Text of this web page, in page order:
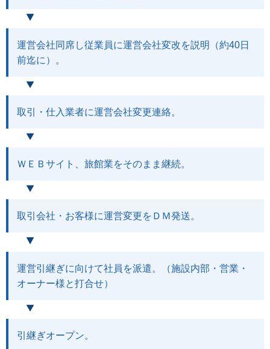
運営会社同席し従業員に運営会社変改を説明（約40日
前迄に）。
取引・仕入業者に運営会社変更連絡。
ＷＥＢサイト、旅館業をそのまま継続。
取引会社・お客様に運営変更をＤＭ発送。
運営引継ぎに向けて社員を派遣。（施設内部・営業・
オーナー様と打合せ）
引継ぎオープン。